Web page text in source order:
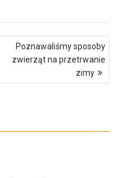
Poznawaliśmy sposoby
zwierząt na przetrwanie
zimy